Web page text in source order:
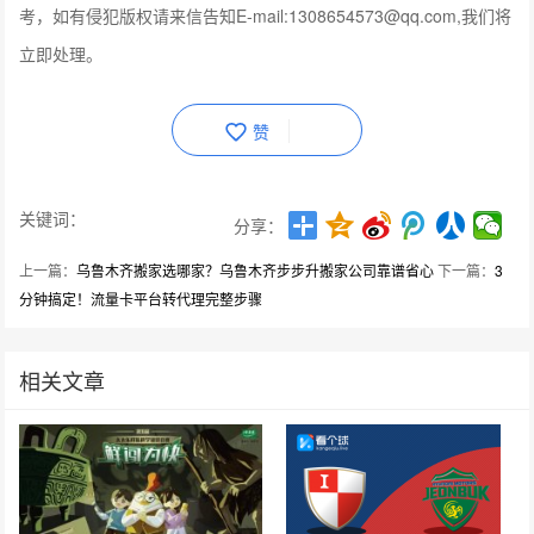
考，如有侵犯版权请来信告知E-mail:1308654573@qq.com,我们将
立即处理。
赞
关键词： 分享：
上一篇：乌鲁木齐搬家选哪家？乌鲁木齐步步升搬家公司靠谱省心下一篇：3
分钟搞定！流量卡平台转代理完整步骤
相关文章